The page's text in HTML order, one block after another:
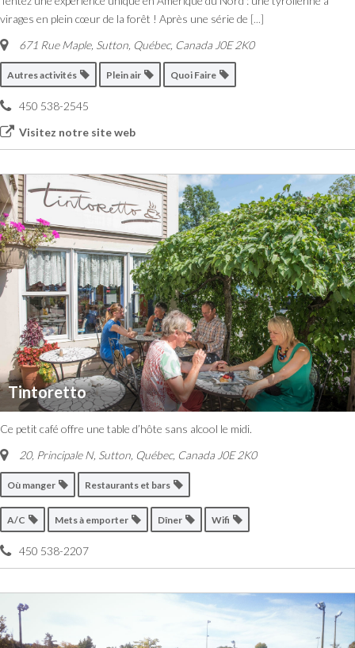
virages en plein cœur de la forêt ! Après une série de [...]
671 Rue Maple, Sutton Québec, Canada J0E 2K0
Autres activités Plein air Quoi Faire
450 538-2545
Visitez notre site web
Tintoretto
Ce petit café offre une table d’hôte sans alcool le midi.
20, Principale N, Sutton Québec, Canada J0E 2K0
Où manger Restaurants et bars
A/C Mets à emporter Dîner Wifi
450 538-2207